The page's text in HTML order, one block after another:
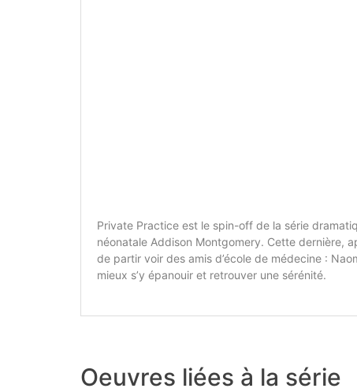
Private Practice est le spin-off de la série
néonatale Addison Montgomery. Cette dernière,
de partir voir des amis d’école de médecine :
mieux s’y épanouir et retrouver une sérénité.
Oeuvres liées à la série